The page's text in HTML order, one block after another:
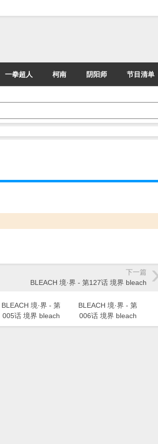
一拳超人 柯南 阴阳师 节目清单
下一篇
BLEACH 境·界 - 第127话 境界 bleach
BLEACH 境·界 - 第
005话 境界 bleach
BLEACH 境·界 - 第
006话 境界 bleach